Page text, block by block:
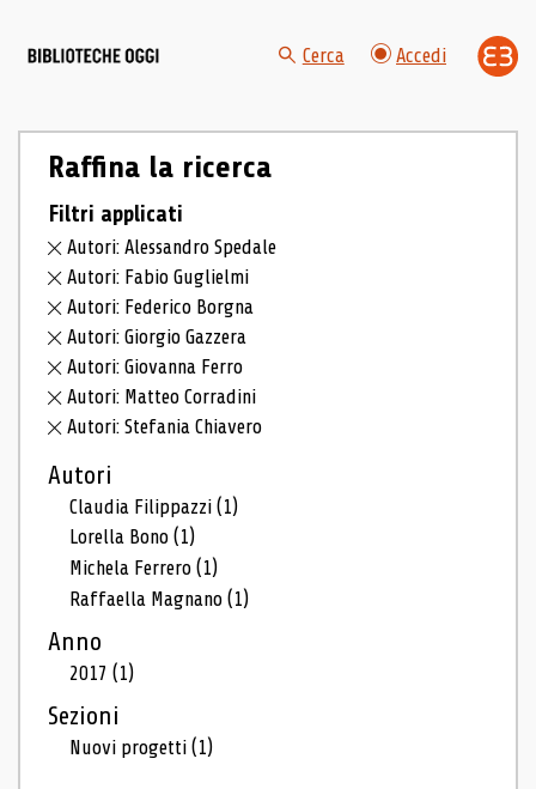
Cerca Accedi
Raffina la ricerca
Filtri applicati
Autori: Alessandro Spedale
Autori: Fabio Guglielmi
Autori: Federico Borgna
Autori: Giorgio Gazzera
Autori: Giovanna Ferro
Autori: Matteo Corradini
Autori: Stefania Chiavero
Autori
Claudia Filippazzi(1)
Lorella Bono(1)
Michela Ferrero(1)
Raffaella Magnano(1)
Anno
2017(1)
Sezioni
Nuovi progetti(1)